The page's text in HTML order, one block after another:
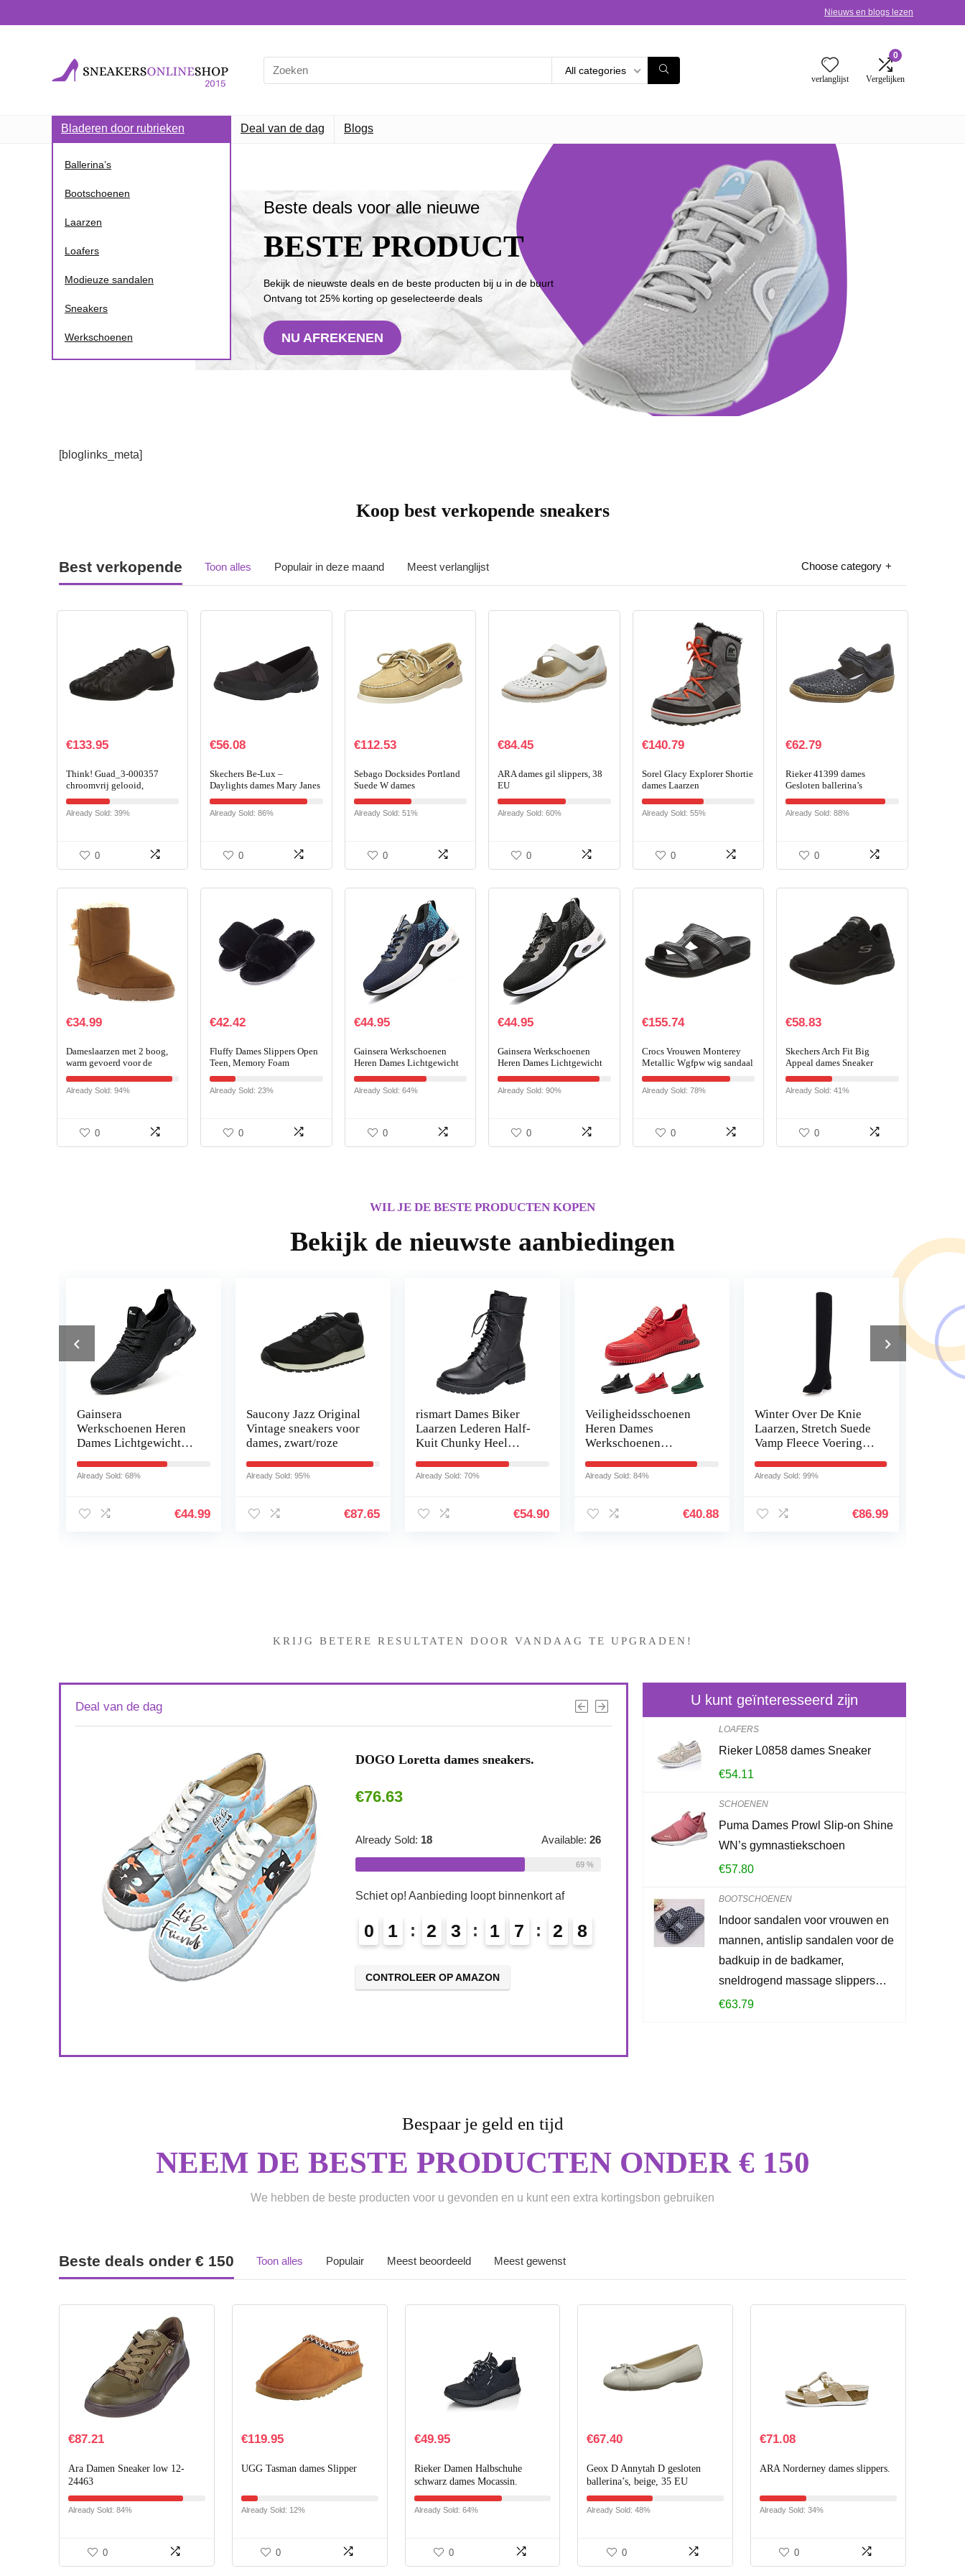
Nieuws en blogs lezen
All categories
verlanglijst
0
Vergelijken
Bladeren door rubrieken
Ballerina’s
Bootschoenen
Laarzen
Loafers
Modieuze sandalen
Sneakers
Werkschoenen
Deal van de dag Blogs
Beste deals voor alle nieuwe
BESTE PRODUCT
Bekijk de nieuwste deals en de beste producten bij u in de buurt
Ontvang tot 25% korting op geselecteerde deals
NU AFREKENEN
[bloglinks_meta]
Koop best verkopende sneakers
Best verkopende Toon alles Populair in deze maand Meest verlanglijst Choose category
€133.95
Think! Guad_3-000357
chroomvrij gelooid,
duurzaam uitneembaar
voetbed dames
veterschoenen
Already Sold: 39%
0
€56.08
Skechers Be-Lux –
Daylights dames Mary Janes
Already Sold: 86%
0
€112.53
Sebago Docksides Portland
Suede W dames
bootschoenen
Already Sold: 51%
0
€84.45
ARA dames gil slippers, 38
EU
Already Sold: 60%
0
€140.79
Sorel Glacy Explorer Shortie
dames Laarzen
Already Sold: 55%
0
€62.79
Rieker 41399 dames
Gesloten ballerina’s
Already Sold: 88%
0
€34.99
Dameslaarzen met 2 boog,
warm gevoerd voor de
winter, middellange
bontlaarzen
Already Sold: 94%
0
€42.42
Fluffy Dames Slippers Open
Teen, Memory Foam
Slippers Dames slippen,
Womens Slippers (Color :
Black, Size : 40 EU)
Already Sold: 23%
0
€44.95
Gainsera Werkschoenen
Heren Dames Lichtgewicht
Veiligheidsschoenen Stalen
Neus Ademende
Beschermende Sneakers
Already Sold: 64%
0
€44.95
Gainsera Werkschoenen
Heren Dames Lichtgewicht
Veiligheidsschoenen Stalen
Neus Ademende
Beschermende Sneakers
Already Sold: 90%
0
€155.74
Crocs Vrouwen Monterey
Metallic Wgfpw wig sandaal
Already Sold: 78%
0
€58.83
Skechers Arch Fit Big
Appeal dames Sneaker
Already Sold: 41%
0
WIL JE DE BESTE PRODUCTEN KOPEN
Bekijk de nieuwste aanbiedingen
Gainsera
Werkschoenen Heren
Dames Lichtgewicht
Stalen Neus Ademende
Already Sold: 68%
€44.99
Saucony Jazz Original
Vintage sneakers voor
dames, zwart/roze
Already Sold: 95%
€87.65
rismart Dames Biker
Laarzen Lederen Half-
Kuit Chunky Heel
Already Sold: 70%
€54.90
Veiligheidsschoenen
Heren Dames
Werkschoenen
Ademende
Stalen Neus Zwart…
Already Sold: 84%
€40.88
Winter Over De Knie
Laarzen, Stretch Suede
Vamp Fleece Voering
Vrouw Lange Laarzen
Already Sold: 99%
€86.99
KRIJG BETERE RESULTATEN DOOR VANDAAG TE UPGRADEN!
Deal van de dag
DOGO Loretta dames sneakers.
€76.63
Already Sold: 18 Available: 26
69 %
Schiet op! Aanbieding loopt binnenkort af
0 1 2 3 1 7 2 7
CONTROLEER OP AMAZON
Schiet op!
U kunt geïnteresseerd zijn
LOAFERS
Rieker L0858 dames Sneaker
€54.11
SCHOENEN
Puma Dames Prowl Slip-on Shine
WN’s gymnastiekschoen
€57.80
BOOTSCHOENEN
Indoor sandalen voor vrouwen en
mannen, antislip sandalen voor de
badkuip in de badkamer,
sneldrogend massage slippers…
€63.79
Bespaar je geld en tijd
NEEM DE BESTE PRODUCTEN ONDER € 150
We hebben de beste producten voor u gevonden en u kunt een extra kortingsbon gebruiken
Beste deals onder € 150 Toon alles Populair Meest beoordeeld Meest gewenst
€87.21
Ara Damen Sneaker low 12-
24463
Already Sold: 84%
0
€119.95
UGG Tasman dames Slipper
Already Sold: 12%
0
€49.95
Rieker Damen Halbschuhe
schwarz dames Mocassin.
Already Sold: 64%
0
€67.40
Geox D Annytah D gesloten
ballerina’s, beige, 35 EU
Already Sold: 48%
0
€71.08
ARA Norderney dames slippers.
Already Sold: 34%
0